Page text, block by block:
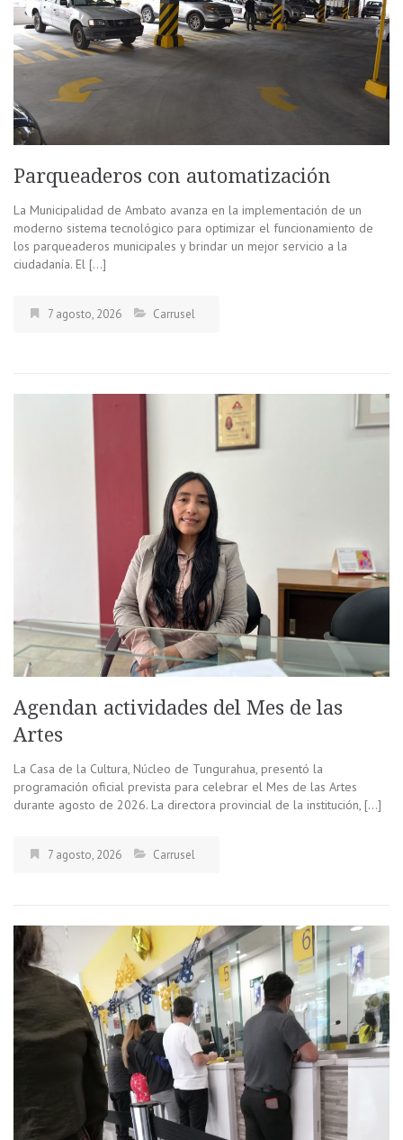
Parqueaderos con automatización
La Municipalidad de Ambato avanza en la implementación de un
moderno sistema tecnológico para optimizar el funcionamiento de
los parqueaderos municipales y brindar un mejor servicio a la
ciudadanía. El […]
7 agosto, 2026 Carrusel
Agendan actividades del Mes de las
Artes
La Casa de la Cultura, Núcleo de Tungurahua, presentó la
programación oficial prevista para celebrar el Mes de las Artes
durante agosto de 2026. La directora provincial de la institución, […]
7 agosto, 2026 Carrusel